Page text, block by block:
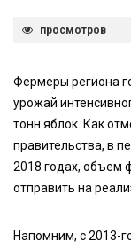
просмотров
Фермеры региона
урожай
тонн яблок. Как
правительства, в
2018 годах, объем
отправить на
Напомним, с 2013-